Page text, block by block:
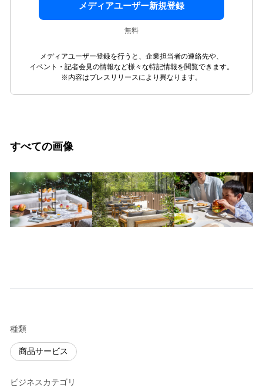
メディアユーザー新規登録
無料
メディアユーザー登録を行うと、企業担当者の連絡先や、
イベント・記者会見の情報など様々な特記情報を閲覧できます。
※内容はプレスリリースにより異なります。
すべての画像
種類
商品サービス
ビジネスカテゴリ